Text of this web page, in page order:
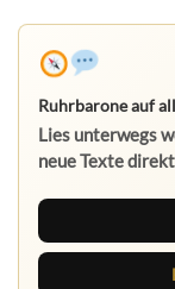
Ruhrbarone auf
Lies unterwegs
neue Texte